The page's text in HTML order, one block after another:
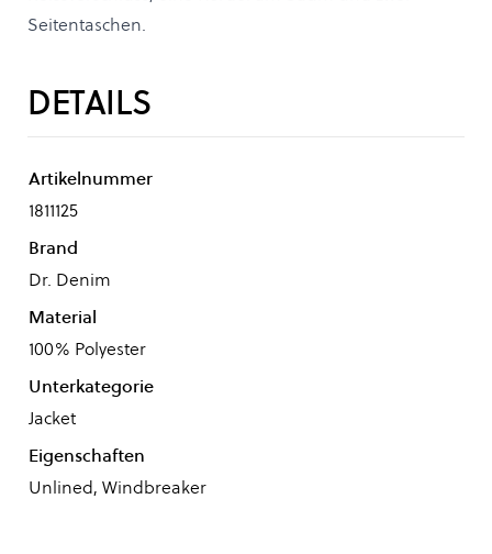
Seitentaschen.
DETAILS
Artikelnummer
1811125
Brand
Dr. Denim
Material
100% Polyester
Unterkategorie
Jacket
Eigenschaften
Unlined, Windbreaker